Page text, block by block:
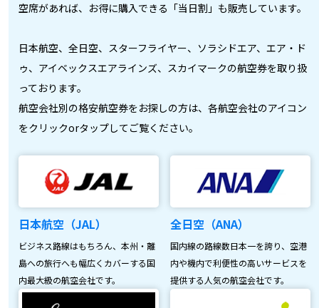
空席があれば、お得に購入できる「当日割」も販売しています。
日本航空、全日空、スターフライヤー、ソラシドエア、エア・ド
ゥ、アイベックスエアラインズ、スカイマークの航空券を取り扱
っております。
航空会社別の格安航空券をお探しの方は、各航空会社のアイコン
をクリックorタップしてご覧ください。
日本航空（JAL）
ビジネス路線はもちろん、本州・離
島への旅行へも幅広くカバーする国
内最大級の航空会社です。
全日空（ANA）
国内線の路線数日本一を誇り、空港
内や機内で利便性の高いサービスを
提供する人気の航空会社です。